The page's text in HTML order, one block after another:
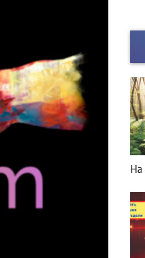
ГОД в деталях На